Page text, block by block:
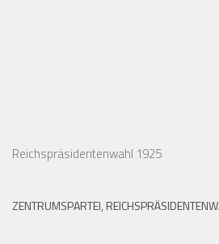
Reichspräsidentenwahl 1925
ZENTRUMSPARTEI,